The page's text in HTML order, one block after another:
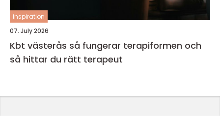
inspiration
07. July 2026
Kbt västerås så fungerar terapiformen och
så hittar du rätt terapeut